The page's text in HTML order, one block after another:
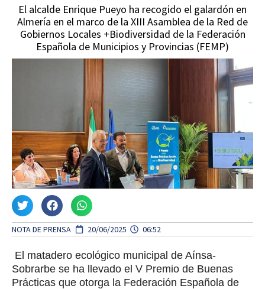
El alcalde Enrique Pueyo ha recogido el galardón en
Almería en el marco de la XIII Asamblea de la Red de
Gobiernos Locales +Biodiversidad de la Federación
Española de Municipios y Provincias (FEMP)
NOTA DE PRENSA 20/06/2025 06:52
El matadero ecológico municipal de Aínsa-
Sobrarbe se ha llevado el V Premio de Buenas
Prácticas que otorga la Federación Española de